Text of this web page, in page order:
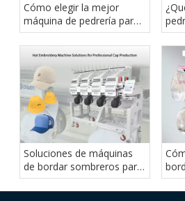
Cómo elegir la mejor
máquina de pedrería para
prendas personalizadas
Soluciones de máquinas
de bordar sombreros para
la producción profesional
de gorras